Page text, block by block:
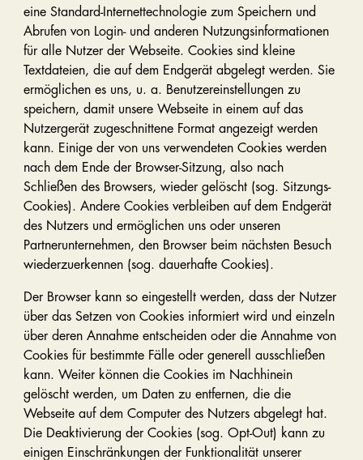
eine Standard-Internettechnologie zum Speichern und
Abrufen von Login- und anderen Nutzungsinformationen
für alle Nutzer der Webseite. Cookies sind kleine
Textdateien, die auf dem Endgerät abgelegt werden. Sie
ermöglichen es uns, u. a. Benutzereinstellungen zu
speichern, damit unsere Webseite in einem auf das
Nutzergerät zugeschnittene Format angezeigt werden
kann. Einige der von uns verwendeten Cookies werden
nach dem Ende der Browser-Sitzung, also nach
Schließen des Browsers, wieder gelöscht (sog. Sitzungs-
Cookies). Andere Cookies verbleiben auf dem Endgerät
des Nutzers und ermöglichen uns oder unseren
Partnerunternehmen, den Browser beim nächsten Besuch
wiederzuerkennen (sog. dauerhafte Cookies).
Der Browser kann so eingestellt werden, dass der Nutzer
über das Setzen von Cookies informiert wird und einzeln
über deren Annahme entscheiden oder die Annahme von
Cookies für bestimmte Fälle oder generell ausschließen
kann. Weiter können die Cookies im Nachhinein
gelöscht werden, um Daten zu entfernen, die die
Webseite auf dem Computer des Nutzers abgelegt hat.
Die Deaktivierung der Cookies (sog. Opt-Out) kann zu
einigen Einschränkungen der Funktionalität unserer